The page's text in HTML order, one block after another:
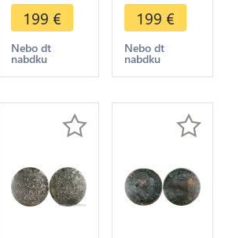
Louis XIV
Prise Furnes
Dixmude
1693 UNC
offer
199 €
Nebo dt
nabdku
Louis XIV
Paix de
Ryswick
1697 UNC -
offer
199 €
Nebo dt
nabdku